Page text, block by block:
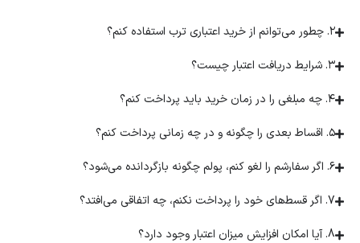
۲. چطور می‌توانم از خرید اعتباری ترب استفاده کنم؟
۳. شرایط دریافت اعتبار چیست؟
۴. چه مبلغی را در زمان خرید باید پرداخت کنم؟
۵. اقساط بعدی را چگونه و در چه زمانی پرداخت کنم؟
۶. اگر سفارشم را لغو کنم، پولم چگونه بازگردانده می‌شود؟
7. اگر قسط‌های خود را پرداخت نکنم، چه اتفاقی می‌افتد؟
8. آیا امکان افزایش میزان اعتبار وجود دارد؟